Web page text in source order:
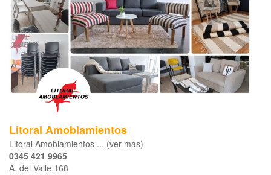
Litoral Amoblamientos
Litoral Amoblamientos ... (ver más)
0345 421 9965
A. del Valle 168